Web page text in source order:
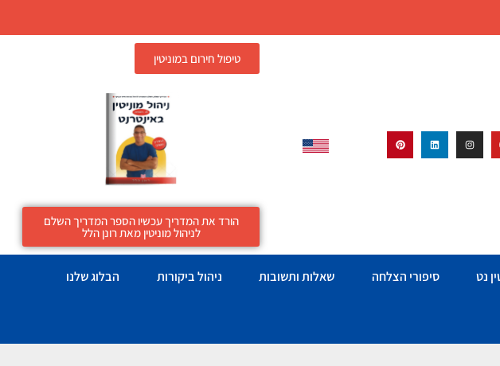
טיפול חירום במוניטין
הורד את המדריך עכשיו הספר המדריך השלם
לניהול מוניטין מאת רונן הלל
נט סיפורי הצלחה שאלות ותשובות ניהול ביקורות הבלוג שלנו